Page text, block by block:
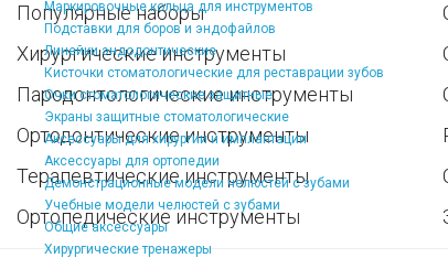
Маркировочные кольца для инструментов
Подставки для боров и эндофайлов
Линейки эндодонтические
Кисточки стоматологические для реставрации зубов
Очки стоматологические защитные
Экраны защитные стоматологические
Аксессуары для хирургии и имплантации
Аксессуары для ортопедии
Демонстрационные модели челюстей с зубами
Учебные модели челюстей с зубами
Общие аксессуары
Хирургические тренажеры
Популярные наборы
Хирургические инструменты
Пародонтологические инструменты
Ортодонтические инструменты
Терапевтические инструменты
Ортопедические инструменты